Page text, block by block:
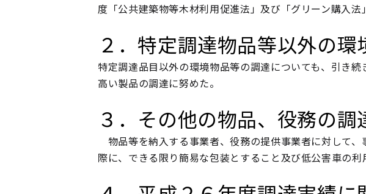
度「公共建築物等木材利用促進法」及び「グリーン購入
２．特定調達物品等以外の
特定調達品目以外の環境物品等の調達についても、引き
高い製品の調達に努めた。
３．その他の物品、役務の
物品等を納入する事業者、役務の提供事業者に対して
際に、できる限り簡易な包装とすること及び低公害車の利